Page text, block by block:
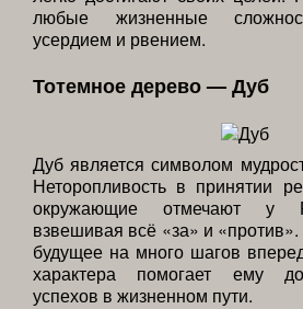
любые жизненные
усердием и рвением.
Тотемное дерево — Дуб
Дуб является символом
Неторопливость в принятии
окружающие отмечают у
взвешивая всё «за» и
будущее на много шагов
характера помогает ему
успехов в жизненном пути.